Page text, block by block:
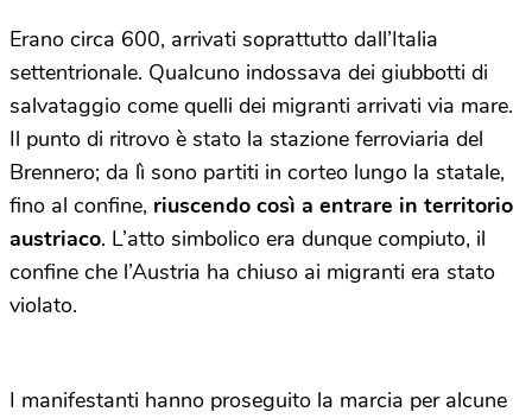
Erano circa 600, arrivati soprattutto dall’Italia
settentrionale. Qualcuno indossava dei giubbotti di
salvataggio come quelli dei migranti arrivati via mare.
Il punto di ritrovo è stato la stazione ferroviaria del
Brennero; da lì sono partiti in corteo lungo la statale,
fino al confine, riuscendo così a entrare in territorio
austriaco. L’atto simbolico era dunque compiuto, il
confine che l’Austria ha chiuso ai migranti era stato
violato.
I manifestanti hanno proseguito la marcia per alcune